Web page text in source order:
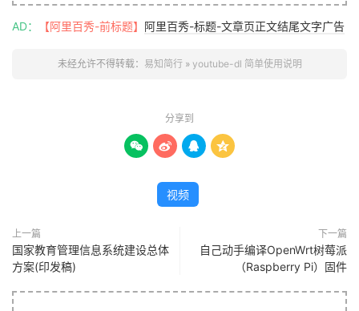
AD： 【阿里百秀-前标题】 阿里百秀-标题-文章页正文结尾文字广告
未经允许不得转载： 易知简行» youtube-dl 简单使用说明
分享到
   
视频
上一篇
国家教育管理信息系统建设总体
方案(印发稿)
下一篇
自己动手编译OpenWrt树莓派
（Raspberry Pi）固件